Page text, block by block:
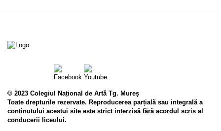
© 2023 Colegiul Național de Artă Tg. Mureș
Toate drepturile rezervate. Reproducerea parțială sau integrală a
conținutului acestui site este strict interzisă fără acordul scris al
conducerii liceului.